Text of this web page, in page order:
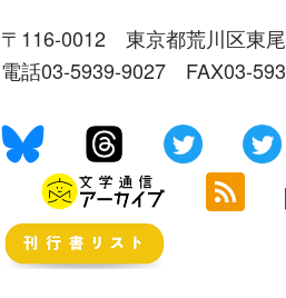
〒116-0012 東京都荒川区東
電話03-5939-9027 FAX03-